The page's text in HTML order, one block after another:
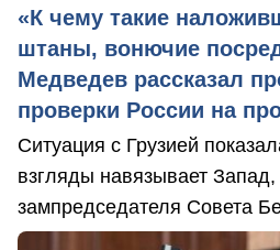
«К чему такие
штаны, вонючие
Медведев рассказал
проверки России на
Ситуация с Грузией
взгляды навязывает Запад,
зампредседателя Совета